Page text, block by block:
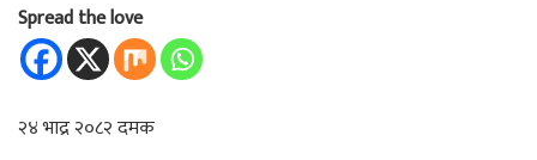
Spread the love
२४ भाद्र २०८२ दमक